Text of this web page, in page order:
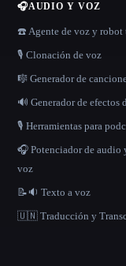
🎧AUDIO Y VOZ
☎️ Agente de voz y robot
🎙️ Clonación de voz
🎼 Generador de
🔊 Generador de efectos
🎙️ Herramientas para
🎧 Potenciador de audio
voz
📝🔉 Texto a voz
🇺🇳 Traducción y